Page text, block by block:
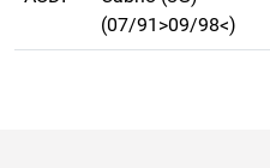
(07/91>09/98<)